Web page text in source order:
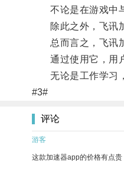
不论是在游戏中与
除此之外，飞讯加
总而言之，飞讯加
通过使用它，用户
无论是工作学习，
#3#
评论
游客
这款加速器app的价格有点